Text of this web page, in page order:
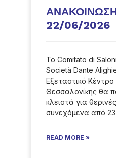
22/06/2026
Το Comitato di
Società Dante
Εξεταστικό Κέντρο
Θεσσαλονίκης θα
κλειστά για
συνεχόμενα από 23
READ MORE »